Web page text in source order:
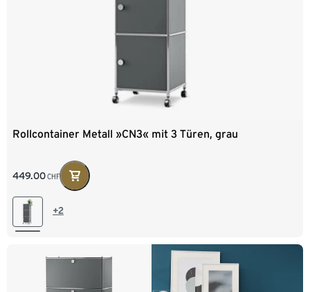
Rollcontainer Metall »CN3« mit 3 Türen, grau
449.00CHF
+2